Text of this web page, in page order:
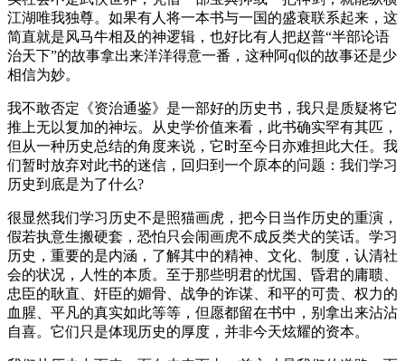
江湖唯我独尊。如果有人将一本书与一国的盛衰联系起来，这
简直就是风马牛相及的神逻辑，也好比有人把赵普“半部论语
治天下”的故事拿出来洋洋得意一番，这种阿q似的故事还是少
相信为妙。
我不敢否定《资治通鉴》是一部好的历史书，我只是质疑将它
推上无以复加的神坛。从史学价值来看，此书确实罕有其匹，
但从一种历史总结的角度来说，它时至今日亦难担此大任。我
们暂时放弃对此书的迷信，回归到一个原本的问题：我们学习
历史到底是为了什么?
很显然我们学习历史不是照猫画虎，把今日当作历史的重演，
假若执意生搬硬套，恐怕只会闹画虎不成反类犬的笑话。学习
历史，重要的是内涵，了解其中的精神、文化、制度，认清社
会的状况，人性的本质。至于那些明君的忧国、昏君的庸聩、
忠臣的耿直、奸臣的媚骨、战争的诈谋、和平的可贵、权力的
血腥、平凡的真实如此等等，但愿都留在书中，别拿出来沾沾
自喜。它们只是体现历史的厚度，并非今天炫耀的资本。